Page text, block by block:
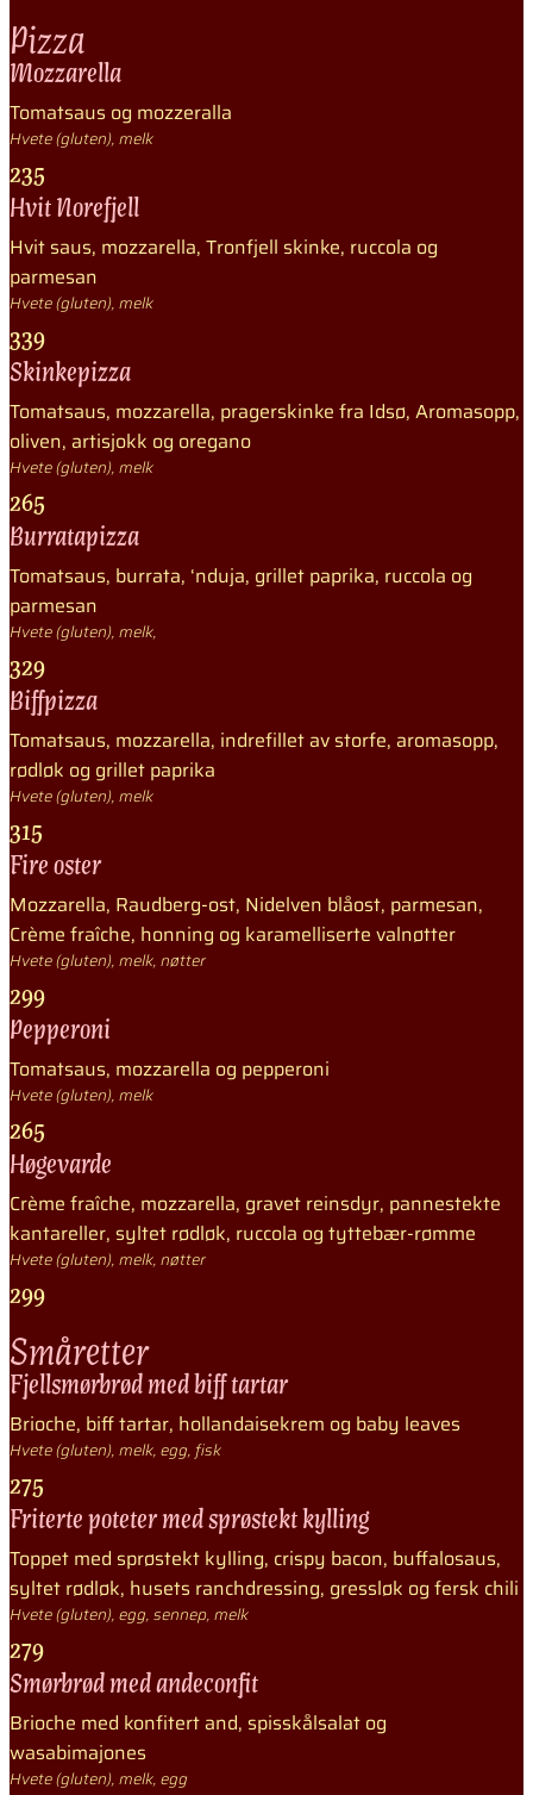
Pizza
Mozzarella
Tomatsaus og mozzeralla
Hvete (gluten), melk
235
Hvit Norefjell
Hvit saus, mozzarella, Tronfjell skinke, ruccola og
parmesan
Hvete (gluten), melk
339
Skinkepizza
Tomatsaus, mozzarella, pragerskinke fra Idsø, Aromasopp,
oliven, artisjokk og oregano
Hvete (gluten), melk
265
Burratapizza
Tomatsaus, burrata, ‘nduja, grillet paprika, ruccola og
parmesan
Hvete (gluten), melk,
329
Biffpizza
Tomatsaus, mozzarella, indrefillet av storfe, aromasopp,
rødløk og grillet paprika
Hvete (gluten), melk
315
Fire oster
Mozzarella, Raudberg-ost, Nidelven blåost, parmesan,
Crème fraîche, honning og karamelliserte valnøtter
Hvete (gluten), melk, nøtter
299
Pepperoni
Tomatsaus, mozzarella og pepperoni
Hvete (gluten), melk
265
Høgevarde
Crème fraîche, mozzarella, gravet reinsdyr, pannestekte
kantareller, syltet rødløk, ruccola og tyttebær-rømme
Hvete (gluten), melk, nøtter
299
Småretter
Fjellsmørbrød med biff tartar
Brioche, biff tartar, hollandaisekrem og baby leaves
Hvete (gluten), melk, egg, fisk
275
Friterte poteter med sprøstekt kylling
Toppet med sprøstekt kylling, crispy bacon, buffalosaus,
syltet rødløk, husets ranchdressing, gressløk og fersk chili
Hvete (gluten), egg, sennep, melk
279
Smørbrød med andeconfit
Brioche med konfitert and, spisskålsalat og
wasabimajones
Hvete (gluten), melk, egg